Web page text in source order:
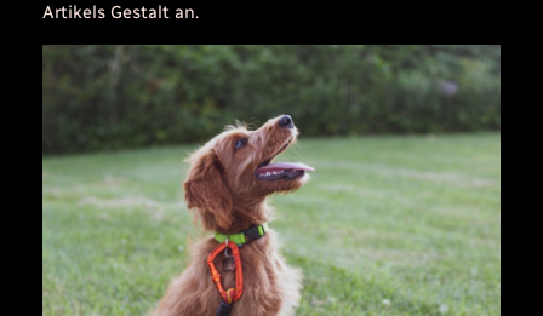
Artikels Gestalt an.